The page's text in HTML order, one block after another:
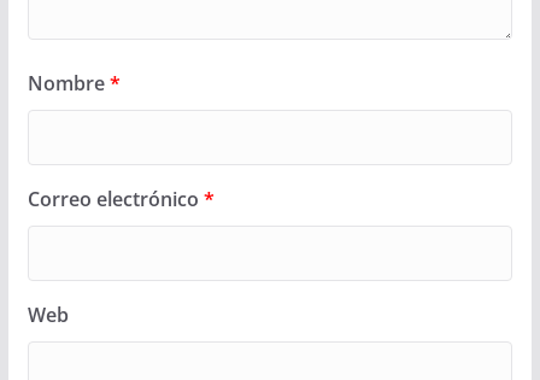
Nombre*
Correo electrónico *
Web